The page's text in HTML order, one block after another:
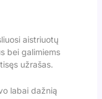
aistriuotų
bei galimiems
užrašas.
labai dažnią